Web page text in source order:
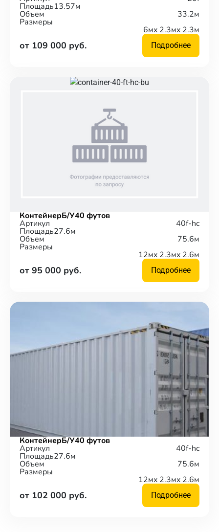
Площадь13.57м
Объем 33.2м
Размеры
6мx 2.3мx 2.3м
от 109 000 руб. Подробнее
КонтейнерБ/У40 футов
Артикул 40f-hc
Площадь27.6м
Объем 75.6м
Размеры
12мx 2.3мx 2.6м
от 95 000 руб. Подробнее
КонтейнерБ/У40 футов
Артикул 40f-hc
Площадь27.6м
Объем 75.6м
Размеры
12мx 2.3мx 2.6м
от 102 000 руб. Подробнее